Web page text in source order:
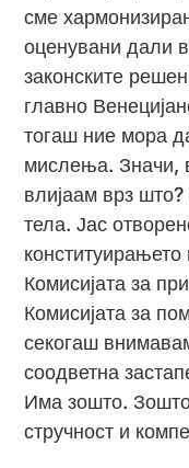
сме
оценувани дали
законските
главно
тогаш ние мора
мислења. Значи,
влијаам врз
тела. Јас
Комисијата за
Комисијата за
секогаш
соодветна
Има зошто.
стручност и